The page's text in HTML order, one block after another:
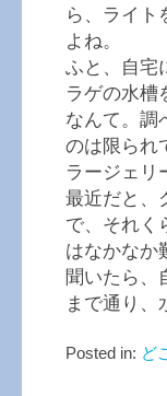
ら、ライト
よね。
ふと、自宅
ラゲの水槽
なんて。調
のは限られ
ラージェリ
最近だと、
で、それく
はなかなか
聞いたら、
まで通り、
Posted in: ど